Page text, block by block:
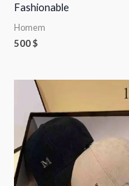
Fashionable
Homem
500$